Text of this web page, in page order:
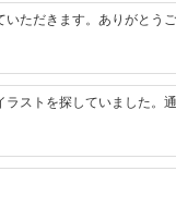
ただきます。ありがとうご
ラストを探していました。